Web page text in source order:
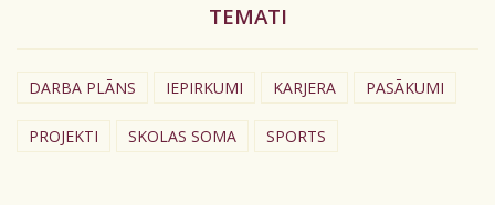
TEMATI
DARBA PLĀNS IEPIRKUMI KARJERA PASĀKUMI
PROJEKTI SKOLAS SOMA SPORTS